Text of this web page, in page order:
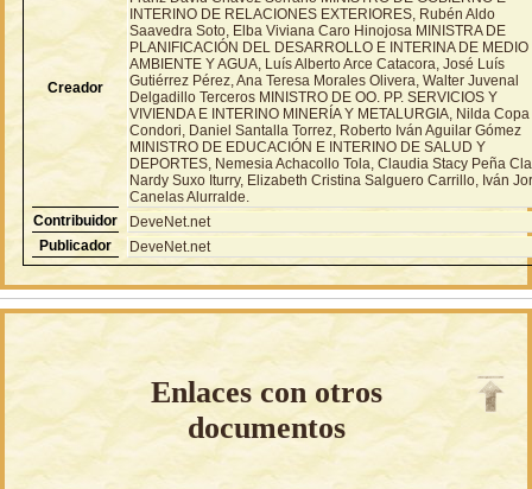
Creador
INTERINO DE RELACIONES EXTERIORES, Rubén Aldo
Saavedra Soto, Elba Viviana Caro Hinojosa MINISTRA DE
PLANIFICACIÓN DEL DESARROLLO E INTERINA DE MEDIO
AMBIENTE Y AGUA, Luís Alberto Arce Catacora, José Luís
Gutiérrez Pérez, Ana Teresa Morales Olivera, Walter Juvenal
Delgadillo Terceros MINISTRO DE OO. PP. SERVICIOS Y
VIVIENDA E INTERINO MINERÍA Y METALURGIA, Nilda Copa
Condori, Daniel Santalla Torrez, Roberto Iván Aguilar Gómez
MINISTRO DE EDUCACIÓN E INTERINO DE SALUD Y
DEPORTES, Nemesia Achacollo Tola, Claudia Stacy Peña
Nardy Suxo Iturry, Elizabeth Cristina Salguero Carrillo, Iván
Canelas Alurralde.
Contribuidor
DeveNet.net
Publicador
DeveNet.net
Enlaces con otros
documentos